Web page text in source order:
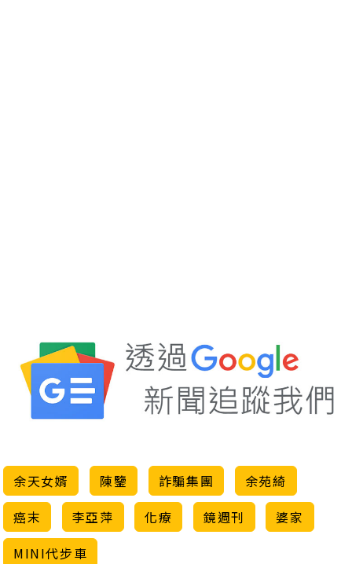
余天女婿 陳鑒 詐騙集團
余苑綺
癌末
李亞萍 化療 鏡週刊
婆家
MINI代步車